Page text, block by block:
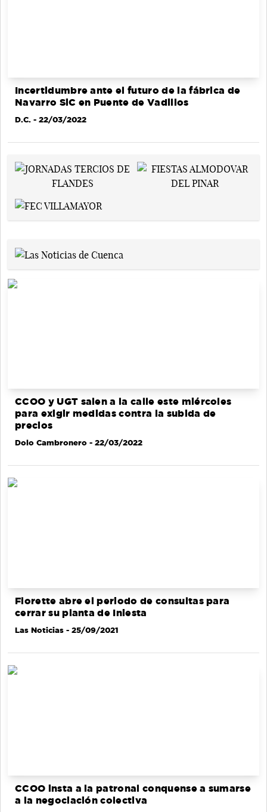
Incertidumbre ante el futuro de la fábrica de
Navarro SiC en Puente de Vadillos
D.C. - 22/03/2022
CCOO y UGT salen a la calle este miércoles
para exigir medidas contra la subida de
precios
Dolo Cambronero - 22/03/2022
Florette abre el periodo de consultas para
cerrar su planta de Iniesta
Las Noticias - 25/09/2021
CCOO insta a la patronal conquense a sumarse
a la negociación colectiva